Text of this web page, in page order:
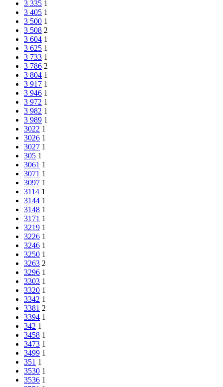
3 335 1
3 405 1
3 500 1
3 508 2
3 604 1
3 625 1
3 733 1
3 786 2
3 804 1
3 917 1
3 946 1
3 972 1
3 982 1
3 989 1
3022 1
3026 1
3027 1
305 1
3061 1
3071 1
3097 1
3114 1
3144 1
3148 1
3171 1
3219 1
3226 1
3246 1
3250 1
3263 2
3296 1
3303 1
3320 1
3342 1
3381 2
3394 1
342 1
3458 1
3473 1
3499 1
351 1
3530 1
3536 1